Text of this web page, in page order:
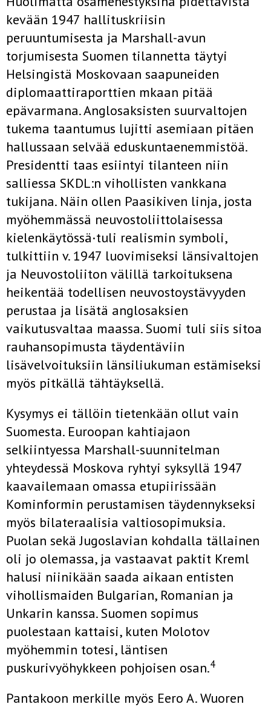
kevään 1947 hallituskriisin
peruuntumisesta ja Marshall-avun
torjumisesta Suomen tilannetta täytyi
Helsingistä Moskovaan saapuneiden
diplomaattiraporttien mkaan pitää
epävarmana. Anglosaksisten suurvaltojen
tukema taantumus lujitti asemiaan pitäen
hallussaan selvää eduskuntaenemmistöä.
Presidentti taas esiintyi tilanteen niin
salliessa SKDL:n vihollisten vankkana
tukijana. Näin ollen Paasikiven linja, josta
myöhemmässä neuvostoliittolaisessa
kielenkäytössä·tuli realismin symboli,
tulkittiin v. 1947 luovimiseksi länsivaltojen
ja Neuvostoliiton välillä tarkoituksena
heikentää todellisen neuvostoystävyyden
perustaa ja lisätä anglosaksien
vaikutusvaltaa maassa. Suomi tuli siis sitoa
rauhansopimusta täydentäviin
lisävelvoituksiin länsiliukuman estämiseksi
myös pitkällä tähtäyksellä.
Kysymys ei tällöin tietenkään ollut vain
Suomesta. Euroopan kahtiajaon
selkiintyessa Marshall-suunnitelman
yhteydessä Moskova ryhtyi syksyllä 1947
kaavailemaan omassa etupiirissään
Kominformin perustamisen täydennykseksi
myös bilateraalisia valtiosopimuksia.
Puolan sekä Jugoslavian kohdalla tällainen
oli jo olemassa, ja vastaavat paktit Kreml
halusi niinikään saada aikaan entisten
vihollismaiden Bulgarian, Romanian ja
Unkarin kanssa. Suomen sopimus
puolestaan kattaisi, kuten Molotov
myöhemmin totesi, läntisen
puskurivyöhykkeen pohjoisen osan.4
Pantakoon merkille myös Eero A. Wuoren